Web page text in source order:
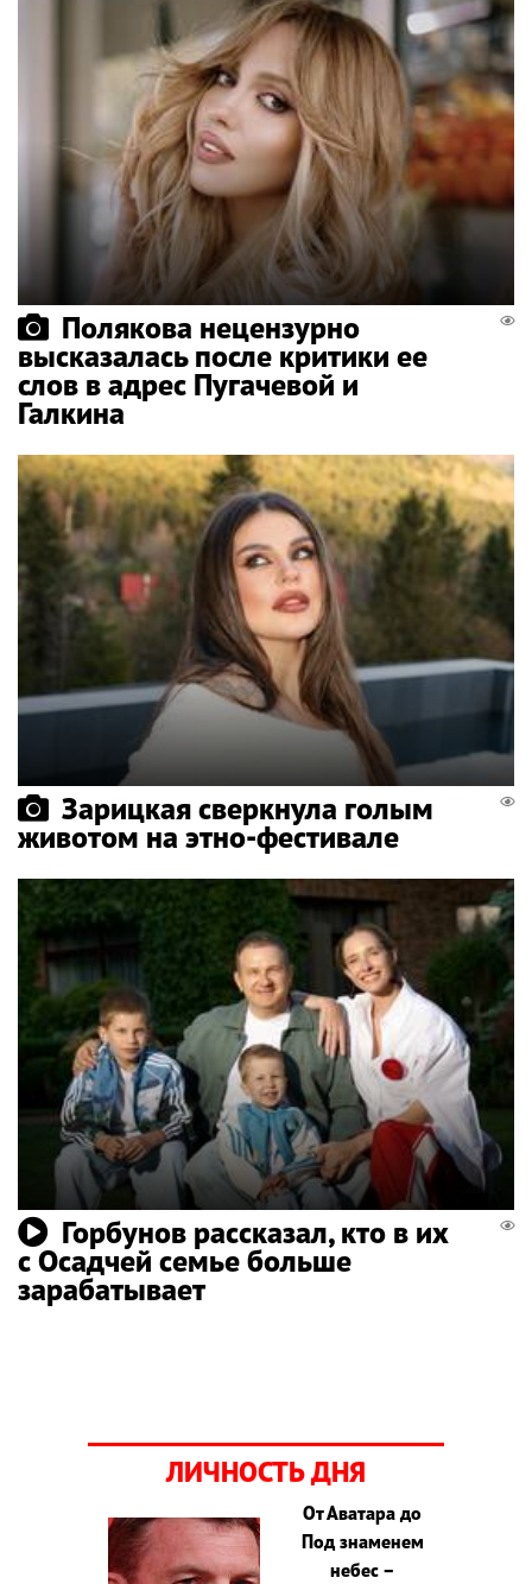
Полякова нецензурно
высказалась после критики ее
слов в адрес Пугачевой и
Галкина
Зарицкая сверкнула голым
животом на этно-фестивале
Горбунов рассказал, кто в их
с Осадчей семье больше
зарабатывает
ЛИЧНОСТЬ ДНЯ
От Аватара до
Под знаменем
небес –